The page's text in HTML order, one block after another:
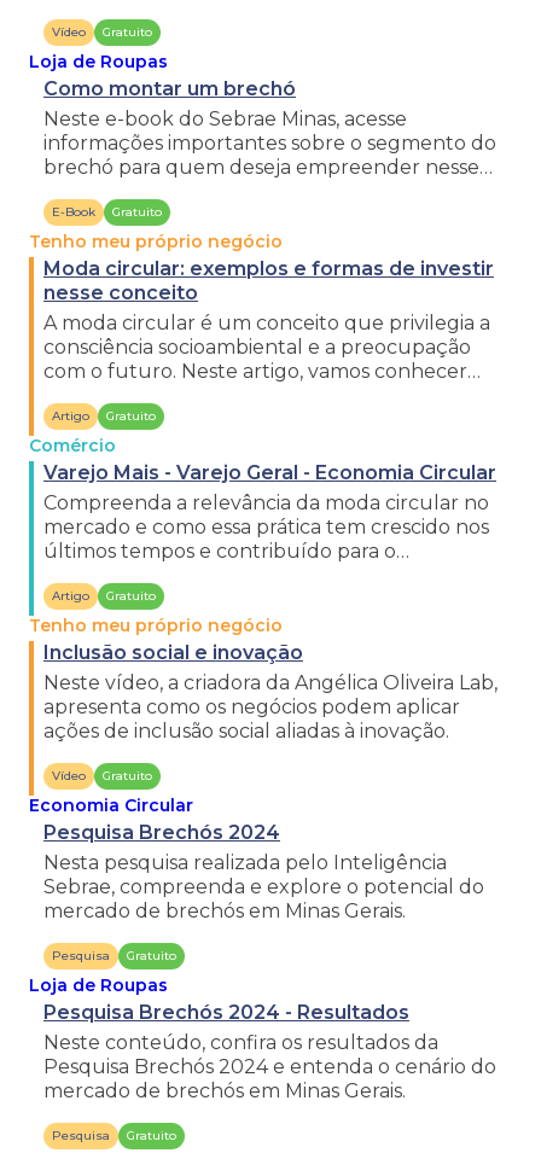
Vídeo Gratuito
Loja de Roupas
Como montar um brechó
Neste e-book do Sebrae Minas, acesse
informações importantes sobre o segmento do
brechó para quem deseja empreender nesse
E-Book Gratuito
Tenho meu próprio negócio
Moda circular: exemplos e formas de investir
nesse conceito
A moda circular é um conceito que privilegia a
consciência socioambiental e a preocupação
com o futuro. Neste artigo, vamos conhecer
Artigo Gratuito
Comércio
Varejo Mais - Varejo Geral - Economia Circular
Compreenda a relevância da moda circular no
mercado e como essa prática tem crescido nos
últimos tempos e contribuído para o
Artigo Gratuito
Tenho meu próprio negócio
Inclusão social e inovação
Neste vídeo, a criadora da Angélica Oliveira Lab,
apresenta como os negócios podem aplicar
ações de inclusão social aliadas à inovação.
Vídeo Gratuito
Economia Circular
Pesquisa Brechós 2024
Nesta pesquisa realizada pelo Inteligência
Sebrae, compreenda e explore o potencial do
mercado de brechós em Minas Gerais.
Pesquisa Gratuito
Loja de Roupas
Pesquisa Brechós 2024 - Resultados
Neste conteúdo, confira os resultados da
Pesquisa Brechós 2024 e entenda o cenário do
mercado de brechós em Minas Gerais.
Pesquisa Gratuito